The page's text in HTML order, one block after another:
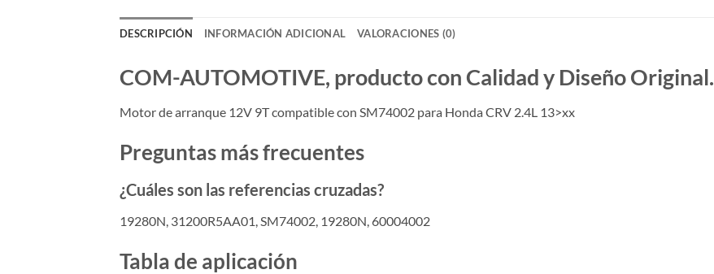
DESCRIPCIÓN INFORMACIÓN ADICIONAL VALORACIONES (0)
COM-AUTOMOTIVE, producto con Calidad y Diseño Original.
Motor de arranque 12V 9T compatible con SM74002 para Honda CRV 2.4L 13>xx
Preguntas más frecuentes
¿Cuáles son las referencias cruzadas?
19280N, 31200R5AA01, SM74002, 19280N, 60004002
Tabla de aplicación